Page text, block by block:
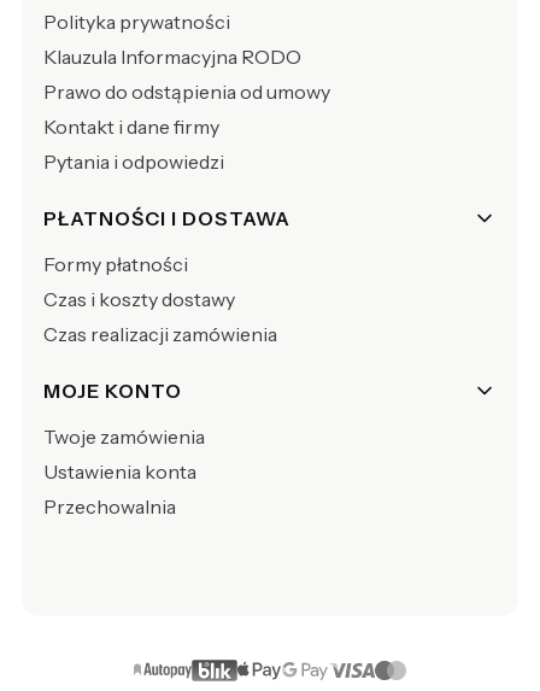
Polityka prywatności
Klauzula Informacyjna RODO
Prawo do odstąpienia od umowy
Kontakt i dane firmy
Pytania i odpowiedzi
PŁATNOŚCI I DOSTAWA
Formy płatności
Czas i koszty dostawy
Czas realizacji zamówienia
MOJE KONTO
Twoje zamówienia
Ustawienia konta
Przechowalnia